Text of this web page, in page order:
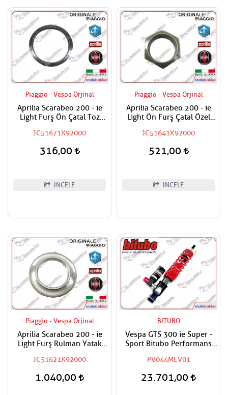
Piaggio - Vespa Orjinal
Aprilia Scarabeo 200 - ie
Light Furş Ön Çatal Toz
JC51671X92000
316,00
İNCELE
Piaggio - Vespa Orjinal
Aprilia Scarabeo 200 - ie
Light Ön Furş Çatal Özel
JC51641X92000
521,00
İNCELE
Piaggio - Vespa Orjinal
Aprilia Scarabeo 200 - ie
Light Furş Rulman Yatak
JC51621X92000
1.040,00
BITUBO
Vespa GTS 300 ie Super -
Sport Bitubo Performans
PV044MEV01
23.701,00